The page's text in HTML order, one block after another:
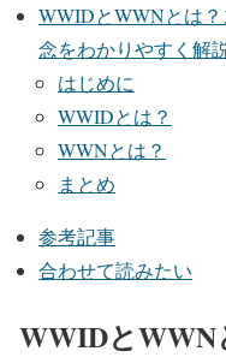
WWIDとWWNとは
念をわかりやすく解
はじめに
WWIDとは？
WWNとは？
まとめ
参考記事
合わせて読みたい
WWIDとWWN